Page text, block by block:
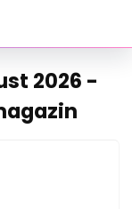
2026 -